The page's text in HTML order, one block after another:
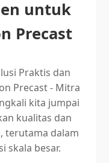
untuk
Precast
Praktis dan
Precast - Mitra
kita jumpai
kualitas dan
terutama dalam
skala besar.